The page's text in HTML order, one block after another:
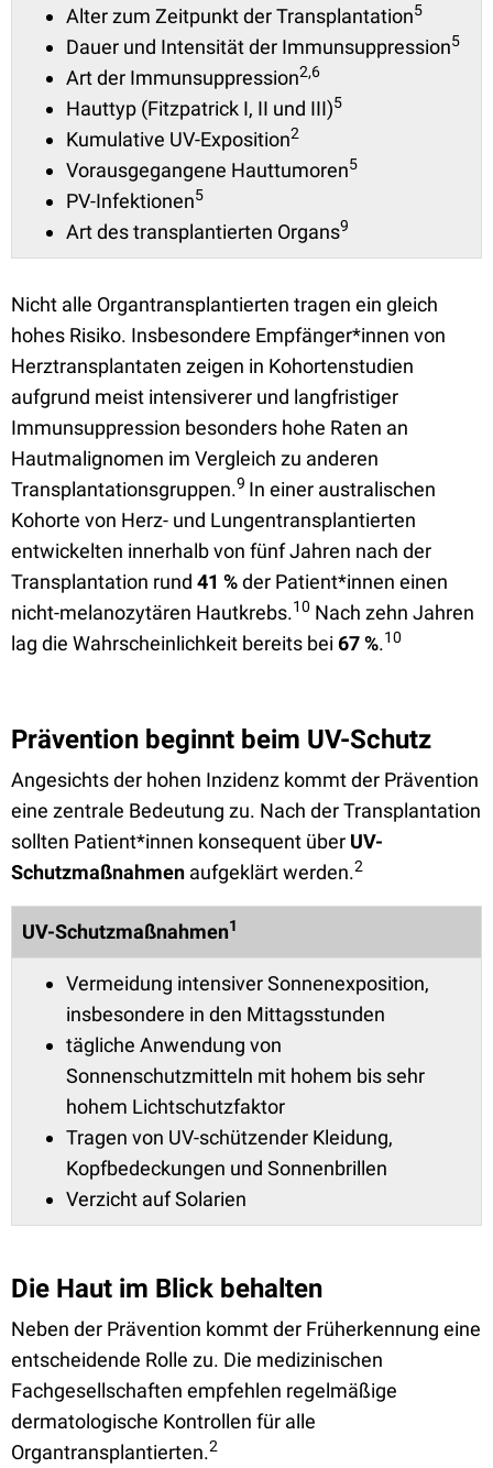
Alter zum Zeitpunkt der Transplantation5
Dauer und Intensität der Immunsuppression5
Art der Immunsuppression2,6
Hauttyp (Fitzpatrick I, II und III)5
Kumulative UV-Exposition2
Vorausgegangene Hauttumoren5
PV-Infektionen5
Art des transplantierten Organs9
Nicht alle Organtransplantierten tragen ein gleich
hohes Risiko. Insbesondere Empfänger*innen von
Herztransplantaten zeigen in Kohortenstudien
aufgrund meist intensiverer und langfristiger
Immunsuppression besonders hohe Raten an
Hautmalignomen im Vergleich zu anderen
Transplantationsgruppen.9 In einer australischen
Kohorte von Herz- und Lungentransplantierten
entwickelten innerhalb von fünf Jahren nach der
Transplantation rund 41 %der Patient*innen einen
nicht-melanozytären Hautkrebs.10 Nach zehn Jahren
lag die Wahrscheinlichkeit bereits bei 67 %.10
Prävention beginnt beim UV-Schutz
Angesichts der hohen Inzidenz kommt der Prävention
eine zentrale Bedeutung zu. Nach der Transplantation
sollten Patient*innen konsequent über UV-
Schutzmaßnahmen aufgeklärt werden.2
UV-Schutzmaßnahmen1
Vermeidung intensiver Sonnenexposition,
insbesondere in den Mittagsstunden
tägliche Anwendung von
Sonnenschutzmitteln mit hohem bis sehr
hohem Lichtschutzfaktor
Tragen von UV-schützender Kleidung,
Kopfbedeckungen und Sonnenbrillen
Verzicht auf Solarien
Die Haut im Blick behalten
Neben der Prävention kommt der Früherkennung eine
entscheidende Rolle zu. Die medizinischen
Fachgesellschaften empfehlen regelmäßige
dermatologische Kontrollen für alle
Organtransplantierten.2